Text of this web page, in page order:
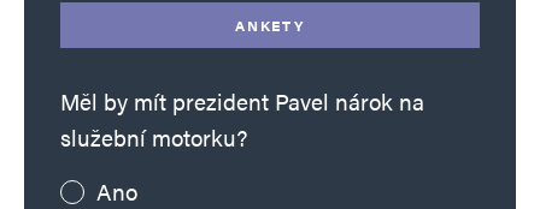
ANKETY
Měl by mít prezident Pavel nárok na
služební motorku?
Ano